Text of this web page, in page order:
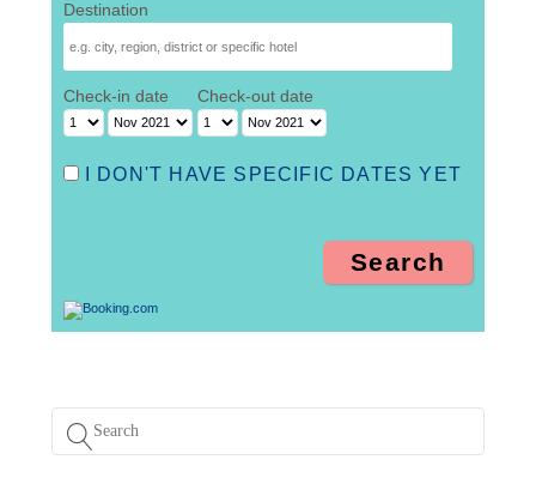
Destination
Check-in date Check-out date
I DON'T HAVE SPECIFIC DATES YET